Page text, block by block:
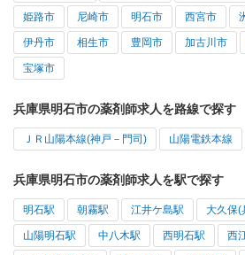
姫路市 尼崎市 明石市 西宮市
伊丹市 相生市 豊岡市 加古川市
宝塚市
兵庫県明石市の薬剤師求人を路線で探す
ＪＲ山陽本線(神戸－門司) 山陽電鉄本線
兵庫県明石市の薬剤師求人を駅で探す
明石駅 朝霧駅 江井ケ島駅 大久保(
山陽明石駅 中八木駅 西明石駅 西